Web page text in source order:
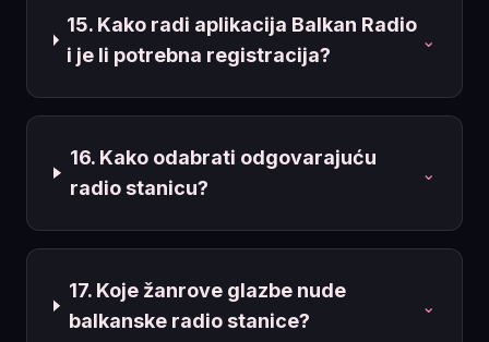
15. Kako radi aplikacija Balkan Radio
i je li potrebna registracija?
⌄
16. Kako odabrati odgovarajuću
radio stanicu?
⌄
17. Koje žanrove glazbe nude
balkanske radio stanice?
⌄